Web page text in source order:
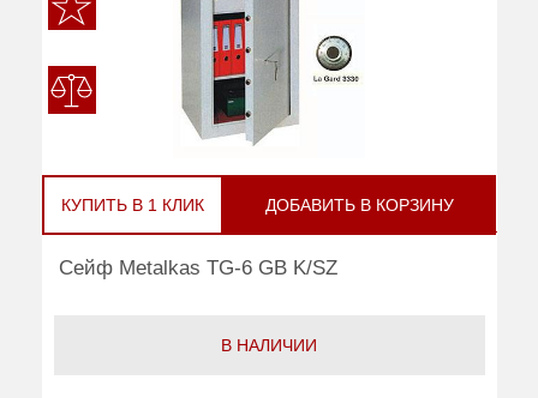
КУПИТЬ В 1 КЛИК ДОБАВИТЬ В КОРЗИНУ
Сейф Metalkas TG-6 GB K/SZ
В НАЛИЧИИ